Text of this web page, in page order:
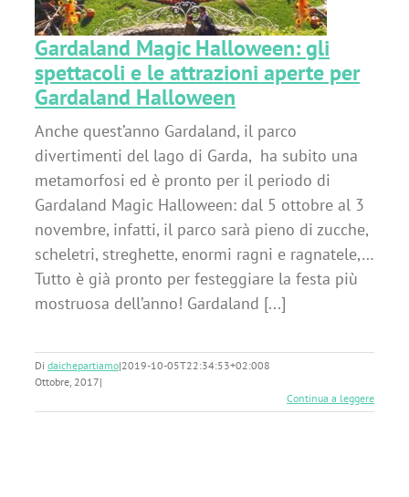
Gardaland Magic Halloween: gli
spettacoli e le attrazioni aperte per
Gardaland Halloween
Anche quest’anno Gardaland, il parco
divertimenti del lago di Garda, ha subito una
metamorfosi ed è pronto per il periodo di
Gardaland Magic Halloween: dal 5 ottobre al 3
novembre, infatti, il parco sarà pieno di zucche,
scheletri, streghette, enormi ragni e ragnatele,…
Tutto è già pronto per festeggiare la festa più
mostruosa dell’anno! Gardaland [...]
Di daichepartiamo|2019-10-05T22:34:53+02:008
Ottobre, 2017|
Continua a leggere